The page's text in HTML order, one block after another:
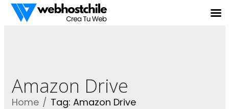
Amazon Drive
Home Tag: Amazon Drive